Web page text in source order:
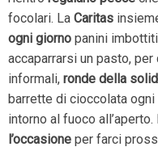
focolari. La Caritas
ogni giorno panini
accaparrarsi un pasto,
informali, ronde della
barrette di cioccolata
intorno al fuoco
l’occasione per farci